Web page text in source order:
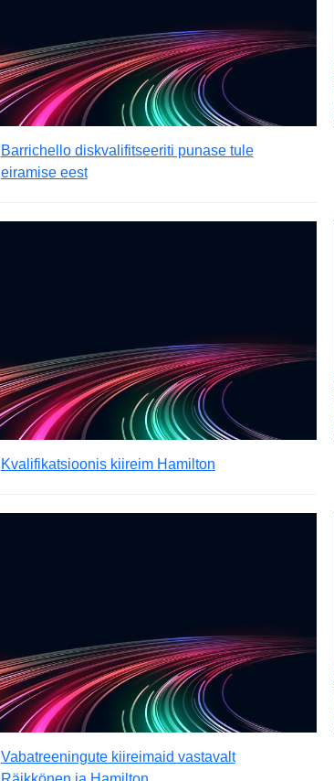
Barrichello diskvalifitseeriti punase tule
eiramise eest
Kvalifikatsioonis kiireim Hamilton
Vabatreeningute kiireimaid vastavalt